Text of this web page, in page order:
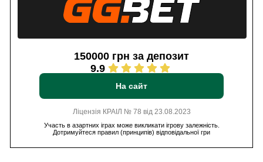
150000 грн за депозит
9.9
На сайт
Ліцензія КРАІЛ № 78 від 23.08.2023
Участь в азартних іграх може викликати ігрову залежність.
Дотримуйтеся правил (принципів) відповідальної гри